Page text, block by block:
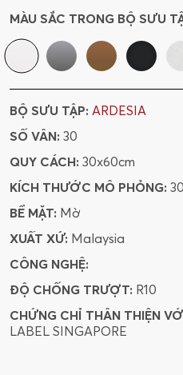
36SR5085C
612X6R5085A
MÀU SẮC TRONG BỘ SƯU
BỘ SƯU TẬP: ARDESIA
SỐ VÂN: 30
QUY CÁCH: 30x60cm
KÍCH THƯỚC MÔ PHỎNG:
BỀ MẶT: Mờ
XUẤT XỨ: Malaysia
CÔNG NGHỆ:
ĐỘ CHỐNG TRƯỢT: R10
CHỨNG CHỈ THÂN THIỆN
LABEL SINGAPORE